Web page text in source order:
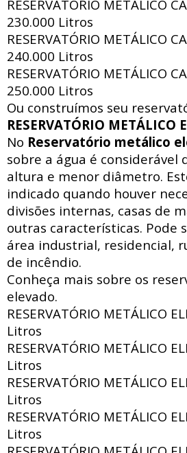
RESERVATÓRIO METÁLICO
230.000 Litros
RESERVATÓRIO METÁLICO
240.000 Litros
RESERVATÓRIO METÁLICO
250.000 Litros
Ou construímos seu
RESERVATÓRIO METÁLICO
No Reservatório metálico
sobre a água é considerável
altura e menor diâmetro.
indicado quando houver
divisões internas, casas de
outras características. Pode
área industrial, residencial,
de incêndio.
Conheça mais sobre os
elevado.
RESERVATÓRIO METÁLICO
Litros
RESERVATÓRIO METÁLICO
Litros
RESERVATÓRIO METÁLICO
Litros
RESERVATÓRIO METÁLICO
Litros